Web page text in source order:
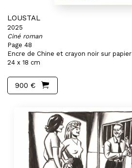
LOUSTAL
2025
Ciné roman
Page 48
Encre de Chine et crayon noir sur papier
24 x 18 cm
900 €